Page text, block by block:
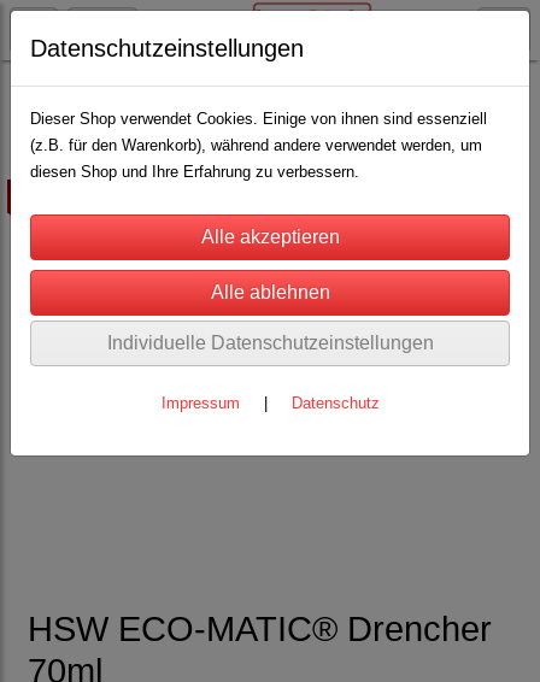
Schäfereibedarf Eingabespritzen / Drencher(11)
HSW ECO-MATIC® Drencher
70ml
Datenschutzeinstellungen
Dieser Shop verwendet Cookies. Einige von ihnen sind essenziell
(z.B. für den Warenkorb), während andere verwendet werden, um
diesen Shop und Ihre Erfahrung zu verbessern.
Individuelle Datenschutzeinstellungen
Impressum Datenschutz